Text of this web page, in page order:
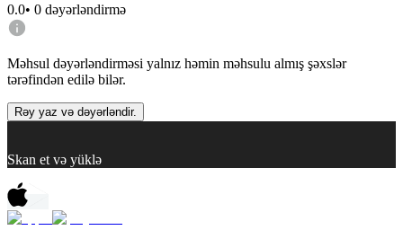
0.0• 0 dəyərləndirmə
Məhsul dəyərləndirməsi yalnız həmin məhsulu almış şəxslər
tərəfindən edilə bilər.
Rəy yaz və dəyərləndir.
Skan et və yüklə